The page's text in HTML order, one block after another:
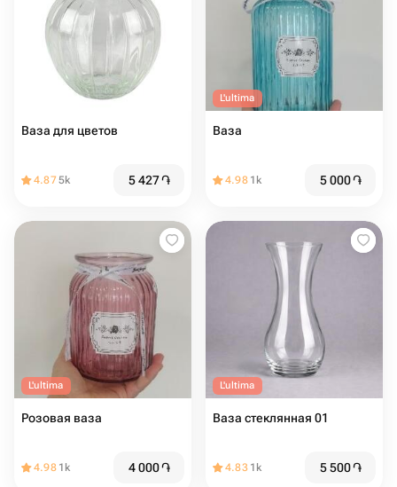
Ваза для цветов
4.875k 5 427֏
L'ultima
Ваза
4.98 1k 5 000֏
L'ultima
Розовая ваза
4.98 1k 4 000֏
L'ultima
Ваза стеклянная 01
4.83 1k 5 500֏